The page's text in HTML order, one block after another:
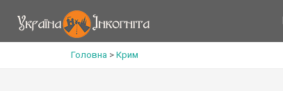
Головна > Крим